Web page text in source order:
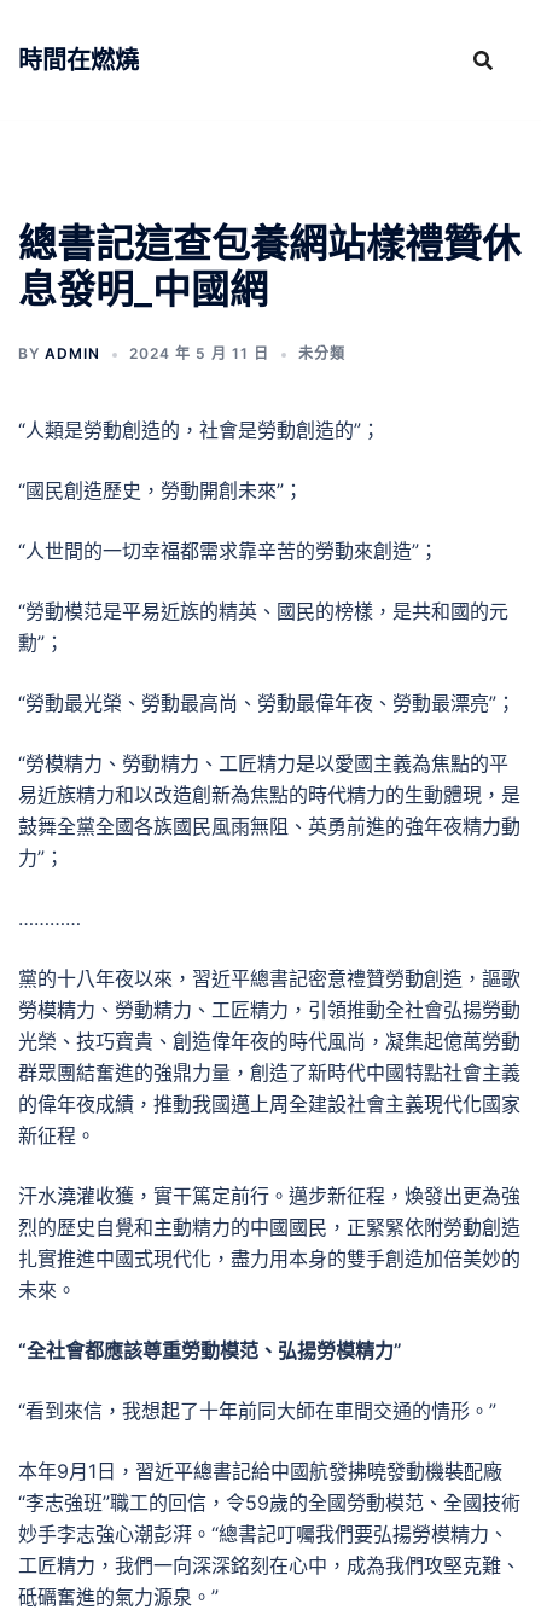
時間在燃燒
總書記這查包養網站樣禮贊休
息發明_中國網
BY ADMIN 2024 年 5 月 11 日 未分類
“人類是勞動創造的，社會是勞動創造的”；
“國民創造歷史，勞動開創未來”；
“人世間的一切幸福都需求靠辛苦的勞動來創造”；
“勞動模范是平易近族的精英、國民的榜樣，是共和國的元
勳”；
“勞動最光榮、勞動最高尚、勞動最偉年夜、勞動最漂亮”；
“勞模精力、勞動精力、工匠精力是以愛國主義為焦點的平
易近族精力和以改造創新為焦點的時代精力的生動體現，是
鼓舞全黨全國各族國民風雨無阻、英勇前進的強年夜精力動
力”；
…………
黨的十八年夜以來，習近平總書記密意禮贊勞動創造，謳歌
勞模精力、勞動精力、工匠精力，引領推動全社會弘揚勞動
光榮、技巧寶貴、創造偉年夜的時代風尚，凝集起億萬勞動
群眾團結奮進的強鼎力量，創造了新時代中國特點社會主義
的偉年夜成績，推動我國邁上周全建設社會主義現代化國家
新征程。
汗水澆灌收獲，實干篤定前行。邁步新征程，煥發出更為強
烈的歷史自覺和主動精力的中國國民，正緊緊依附勞動創造
扎實推進中國式現代化，盡力用本身的雙手創造加倍美妙的
未來。
“全社會都應該尊重勞動模范、弘揚勞模精力”
“看到來信，我想起了十年前同大師在車間交通的情形。”
本年9月1日，習近平總書記給中國航發拂曉發動機裝配廠
“李志強班”職工的回信，令59歲的全國勞動模范、全國技術
妙手李志強心潮彭湃。“總書記叮囑我們要弘揚勞模精力、
工匠精力，我們一向深深銘刻在心中，成為我們攻堅克難、
砥礪奮進的氣力源泉。”